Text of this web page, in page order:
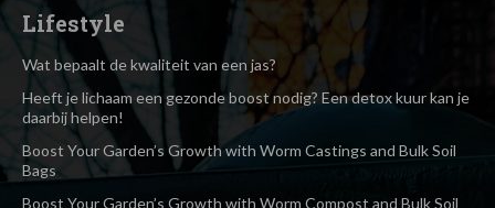
Lifestyle
Wat bepaalt de kwaliteit van een jas?
Heeft je lichaam een gezonde boost nodig? Een detox kuur kan je
daarbij helpen!
Boost Your Garden’s Growth with Worm Castings and Bulk Soil
Bags
Boost Your Garden’s Growth with Worm Compost and Bulk Soil